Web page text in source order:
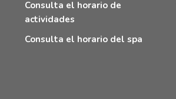
Consulta el horario de
actividades
Consulta el horario del spa